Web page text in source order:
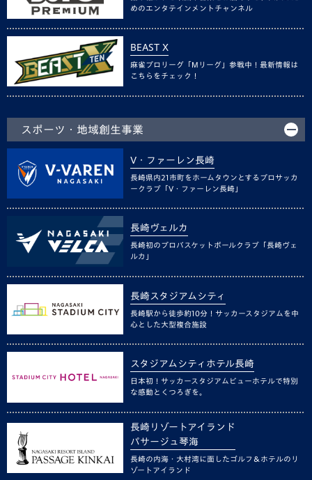
めのエンタテインメントチャンネル
BEAST X
麻雀プロリーグ「Mリーグ」参戦中！最新情報は
こちらをチェック！
スポーツ・地域創生事業
V・ファーレン長崎
長崎県内21市町をホームタウンとするプロサッカ
ークラブ「V・ファーレン長崎」
長崎ヴェルカ
長崎初のプロバスケットボールクラブ「長崎ヴェ
ルカ」
長崎スタジアムシティ
長崎駅から徒歩約10分！サッカースタジアムを中
心とした大型複合施設
スタジアムシティホテル長崎
日本初！サッカースタジアムビューホテルで特別
な感動とくつろぎを。
長崎リゾートアイランド
パサージュ琴海
長崎の内海・大村湾に面したゴルフ＆ホテルのリ
ゾートアイランド